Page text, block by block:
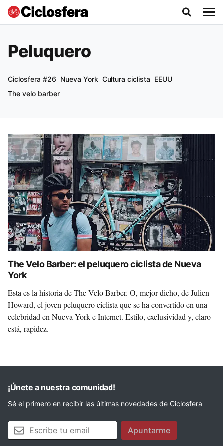
Peluquero
Ciclosfera #26 Nueva York Cultura ciclista EEUU
The velo barber
The Velo Barber: el peluquero ciclista de Nueva
York
Esta es la historia de The Velo Barber. O, mejor dicho, de Julien
Howard, el joven peluquero ciclista que se ha convertido en una
celebridad en Nueva York e Internet. Estilo, exclusividad y, claro
está, rapidez.
¡Únete a nuestra comunidad!
Sé el primero en recibir las últimas novedades de Ciclosfera
Tu email Apuntarme